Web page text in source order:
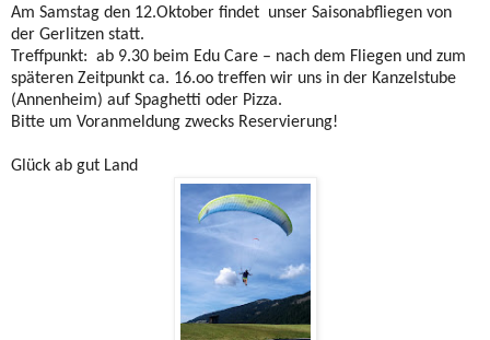
Am Samstag den 12.Oktober findet unser Saisonabfliegen von
der Gerlitzen statt.
Treffpunkt: ab 9.30 beim Edu Care – nach dem Fliegen und zum
späteren Zeitpunkt ca. 16.oo treffen wir uns in der Kanzelstube
(Annenheim) auf Spaghetti oder Pizza.
Bitte um Voranmeldung zwecks Reservierung!
Glück ab gut Land